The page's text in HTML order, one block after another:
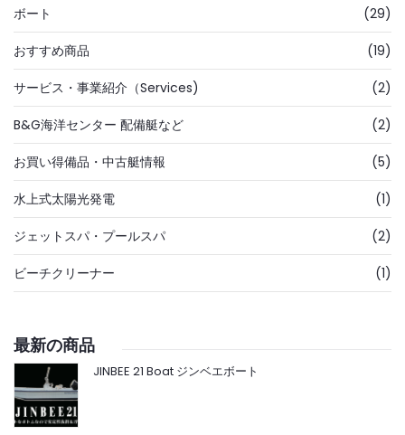
ボート (29)
おすすめ商品 (19)
サービス・事業紹介（Services) (2)
B&G海洋センター 配備艇など (2)
お買い得備品・中古艇情報 (5)
水上式太陽光発電 (1)
ジェットスパ・プールスパ (2)
ビーチクリーナー (1)
最新の商品
JINBEE 21 Boat ジンベエボート